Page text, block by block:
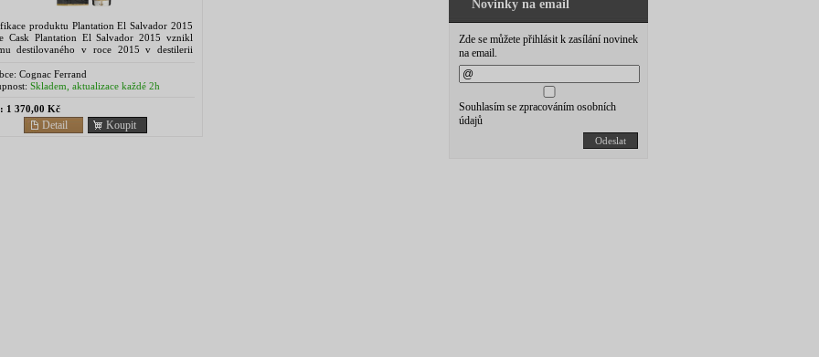
produktu Plantation El Salvador 2015
Cask Plantation El Salvador 2015 vznikl
destilovaného v roce 2015 v destilerii
Cognac Ferrand
Skladem, aktualizace každé 2h
1 370,00 Kč
Koupit
Detail
Novinky na email
Zde se můžete přihlásit k zasílání novinek
na email.
Souhlasím se zpracováním osobních
údajů
Odeslat